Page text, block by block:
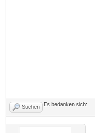
Suchen Es bedanken sich: